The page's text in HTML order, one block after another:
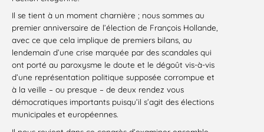
Il se tient à un moment charnière ; nous sommes au
premier anniversaire de l’élection de François Hollande,
avec ce que cela implique de premiers bilans, au
lendemain d’une crise marquée par des scandales qui
ont porté au paroxysme le doute et le dégoût vis-à-vis
d’une représentation politique supposée corrompue et
à la veille – ou presque – de deux rendez vous
démocratiques importants puisqu’il s’agit des élections
municipales et européennes.